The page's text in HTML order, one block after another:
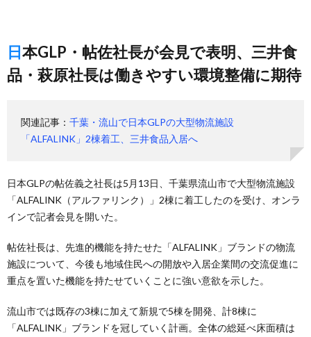
日本GLP・帖佐社長が会見で表明、三井食
品・萩原社長は働きやすい環境整備に期待
関連記事： 千葉・流山で日本GLPの大型物流施設
「ALFALINK」2棟着工、三井食品入居へ
日本GLPの帖佐義之社長は5月13日、千葉県流山市で大型物流施設
「ALFALINK（アルファリンク）」2棟に着工したのを受け、オンラ
インで記者会見を開いた。
帖佐社長は、先進的機能を持たせた「ALFALINK」ブランドの物流
施設について、今後も地域住民への開放や入居企業間の交流促進に
重点を置いた機能を持たせていくことに強い意欲を示した。
流山市では既存の3棟に加えて新規で5棟を開発、計8棟に
「ALFALINK」ブランドを冠していく計画。全体の総延べ床面積は